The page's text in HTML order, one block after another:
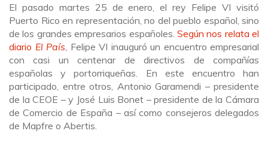
El pasado martes 25 de enero, el rey Felipe VI visitó
Puerto Rico en representación, no del pueblo español, sino
de los grandes empresarios españoles. Según nos relata el
diario El País , Felipe VI inauguró un encuentro empresarial
con casi un centenar de directivos de compañías
españolas y portorriqueñas. En este encuentro han
participado, entre otros, Antonio Garamendi – presidente
de la CEOE – y José Luis Bonet – presidente de la Cámara
de Comercio de España – así como consejeros delegados
de Mapfre o Abertis.